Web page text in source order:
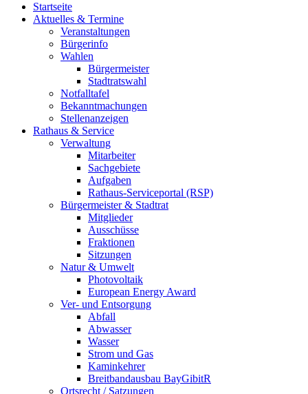
Startseite
Aktuelles & Termine
Veranstaltungen
Bürgerinfo
Wahlen
Bürgermeister
Stadtratswahl
Notfalltafel
Bekanntmachungen
Stellenanzeigen
Rathaus & Service
Verwaltung
Mitarbeiter
Sachgebiete
Aufgaben
Rathaus-Serviceportal (RSP)
Bürgermeister & Stadtrat
Mitglieder
Ausschüsse
Fraktionen
Sitzungen
Natur & Umwelt
Photovoltaik
European Energy Award
Ver- und Entsorgung
Abfall
Abwasser
Wasser
Strom und Gas
Kaminkehrer
Breitbandausbau BayGibitR
Ortsrecht / Satzungen